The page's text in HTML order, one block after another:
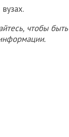
чтобы быть